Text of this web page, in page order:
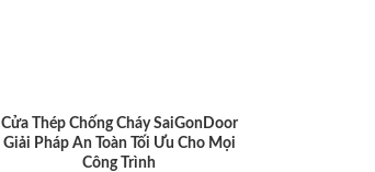
Cửa Thép Chống Cháy SaiGonDoor
Giải Pháp An Toàn Tối Ưu Cho Mọi
Công Trình